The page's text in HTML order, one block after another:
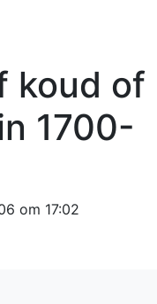
koud of
1700-
om 17:02